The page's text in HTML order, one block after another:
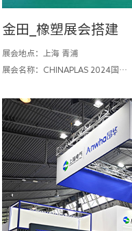
金田_橡塑展会搭建
展会地点：上海 青浦
展会名称：CHINAPLAS 2024国际橡塑展